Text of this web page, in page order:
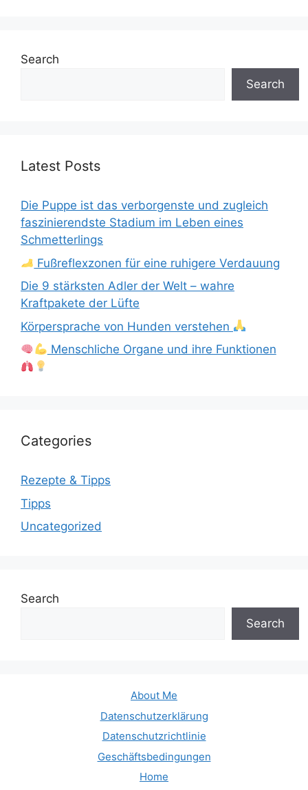
Search
Search
Latest Posts
Die Puppe ist das verborgenste und zugleich
faszinierendste Stadium im Leben eines
Schmetterlings
Fußreflexzonen für eine ruhigere Verdauung
Die 9 stärksten Adler der Welt – wahre
Kraftpakete der Lüfte
Körpersprache von Hunden verstehen
Menschliche Organe und ihre Funktionen
Categories
Rezepte & Tipps
Tipps
Uncategorized
Search
Search
About Me
Datenschutzerklärung
Datenschutzrichtlinie
Geschäftsbedingungen
Home